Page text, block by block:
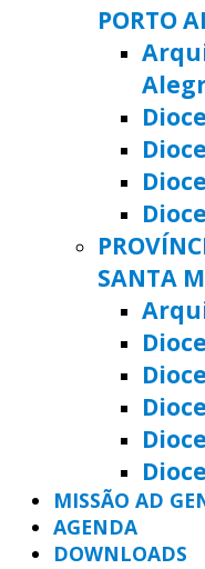
PORTO
SANTA
MISSÃO AD
AGENDA
DOWNLOADS